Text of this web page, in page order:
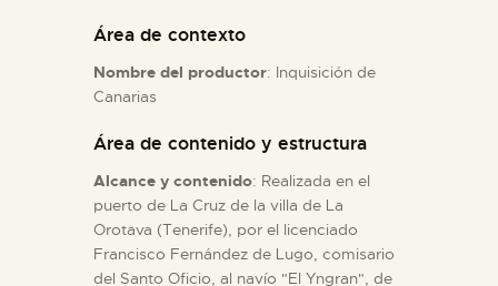
ESPAÑOL
Área de contexto
Nombre del productor: Inquisición de
Canarias
Área de contenido y estructura
Alcance y contenido: Realizada en el
puerto de La Cruz de la villa de La
Orotava (Tenerife), por el licenciado
Francisco Fernández de Lugo, comisario
del Santo Oficio, al navío "El Yngran", de